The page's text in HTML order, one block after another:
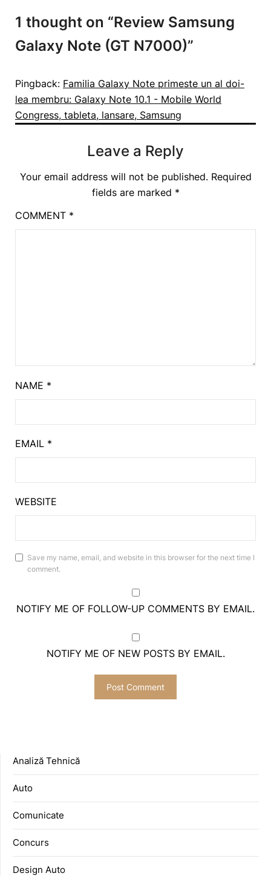
1 thought on “Review Samsung
Galaxy Note (GT N7000)”
Pingback: Familia Galaxy Note primeste un al doi-
lea membru: Galaxy Note 10.1 - Mobile World
Congress, tableta, lansare, Samsung
Leave a Reply
Your email address will not be published. Required
fields are marked *
COMMENT *
NAME *
EMAIL *
WEBSITE
Save my name, email, and website in this browser for the next time I
comment.
NOTIFY ME OF FOLLOW-UP COMMENTS BY EMAIL.
NOTIFY ME OF NEW POSTS BY EMAIL.
Analiză Tehnică
Auto
Comunicate
Concurs
Design Auto